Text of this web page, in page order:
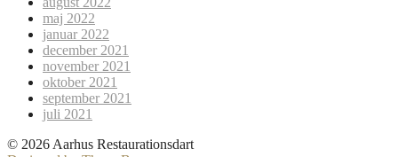
maj 2022
januar 2022
december 2021
november 2021
oktober 2021
september 2021
juli 2021
© 2026 Aarhus Restaurationsdart